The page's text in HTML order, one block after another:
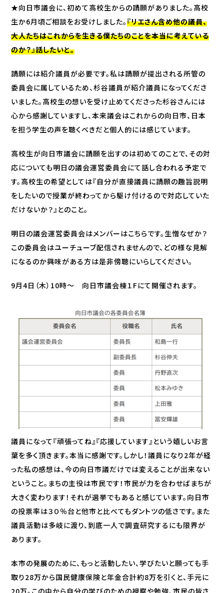
★向日市議会に、初めて高校生からの請願がありました。高校
生か6月頃ご相談をお受けしました。『リエさん含め他の議員、
大人たちはこれからを生きる僕たちのことを本当に考えている
のか？』話したいと。
請願には紹介議員が必要です。私は請願が提出される所管の
委員会に属しているため、杉谷議員が紹介議員になってくださ
いました。高校生の想いを受け止めてくださった杉谷さんには
心から感謝していますし、本来議会はこれからの向日市、日本
を担う学生の声を聴くべきだと個人的には感じています。
高校生が向日市議会に請願を出すのは初めてのことで、その対
応についても明日の議会運営委員会にて話し合われる予定で
す。高校生の希望としては『自分が直接議員に請願の趣旨説明
をしたいので授業が終わってから駆け付けるので対応していた
だけないか？』とのこと。
明日の議会運営委員会はメンバーはこちらです。生憎なぜか？
この委員会はユーチューブ配信されませんので、どの様な見解
になるのか興味がある方は是非傍聴にいらしてください。
9月4日（木）10時～ 向日市議会棟１Fにて開催されます。
議員になって『頑張ってね』『応援しています』という嬉しいお言
葉を多く頂きます。本当に感謝です。しかし！議員になり2年が経
った私の感想は、今の向日市議だけでは変えることが出来ない
ということ。まちの主役は市民です！市民が力を合わせばまちが
大きく変わります！それが選挙でもあると感じています。向日市
の投票率は３０％台と他市と比べてもダントツの低さです。また
議員活動は多岐に渡り、到底一人で調査研究するにも限界が
あります。
本市の発展のために、もっと活動したい、学びたいと願っても手
取り28万から国民健康保険と年金合計約8万を引くと、手元に
20万。この中から自分の学びのための視察や勉強、市民の皆さ